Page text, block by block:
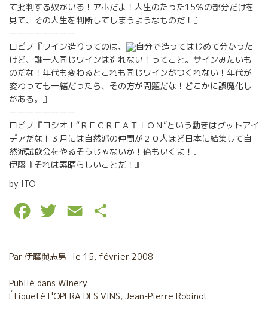
て批判する奴がいる！アホだよ！人生のたった15％の部分だけを
見て、その人生を判断してしまうようなものだ！』
ーーーーーーーー
ロビノ『ワイン造りってのは、
自分で造ってはじめて分かった
けど、誰一人同じワインは造れない！ってこと。サインみたいも
のだな！年代も変わるとこれも同じワインがつくれない！年代が
変わっても一緒だったら、その方が問題だな！どこかに誤魔化し
がある。』
ーーーーーーーー
ロビノ『ヨシオ！“ＲＥＣＲＥＡＴＩＯＮ”という動きはグットアイ
デアだな！３月には自然派の仲間が２０人ほど日本に結集して自
然派試飲会をやるそうじゃないか！俺もいくよ！』
伊藤『それは素晴らしいことだ！』
by ITO
c
b
i
t
a
l
r
a
Par 伊藤與志男 le 15, février 2008
Publié dans Winery
Étiqueté L'OPERA DES VINS, Jean-Pierre Robinot